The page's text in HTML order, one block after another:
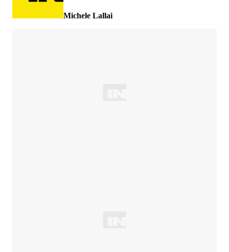
Michele Lallai